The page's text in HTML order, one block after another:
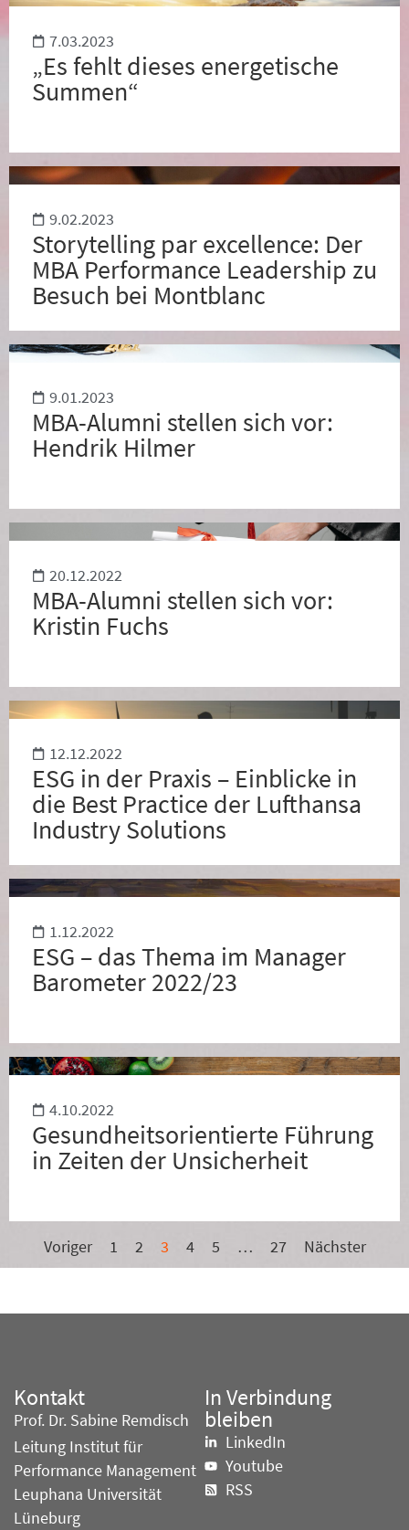
7.03.2023
„Es fehlt dieses energetische
Summen“
9.02.2023
Storytelling par excellence: Der
MBA Performance Leadership zu
Besuch bei Montblanc
9.01.2023
MBA-Alumni stellen sich vor:
Hendrik Hilmer
20.12.2022
MBA-Alumni stellen sich vor:
Kristin Fuchs
12.12.2022
ESG in der Praxis – Einblicke in
die Best Practice der Lufthansa
Industry Solutions
1.12.2022
ESG – das Thema im Manager
Barometer 2022/23
4.10.2022
Gesundheitsorientierte Führung
in Zeiten der Unsicherheit
Voriger 1 2 3 4 5 … 27 Nächster
Kontakt
Prof. Dr. Sabine Remdisch
Leitung Institut für
Performance Management
Leuphana Universität
Lüneburg
In Verbindung
bleiben
LinkedIn
Youtube
RSS